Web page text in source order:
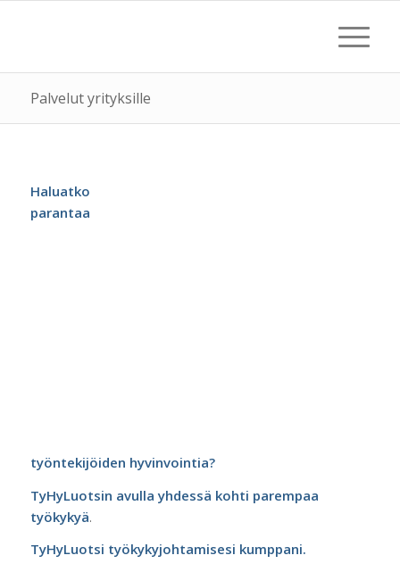
Palvelut yrityksille
Haluatko
parantaa
työntekijöiden hyvinvointia?
TyHyLuotsin avulla yhdessä kohti parempaa
työkykyä.
TyHyLuotsi työkykyjohtamisesi kumppani.